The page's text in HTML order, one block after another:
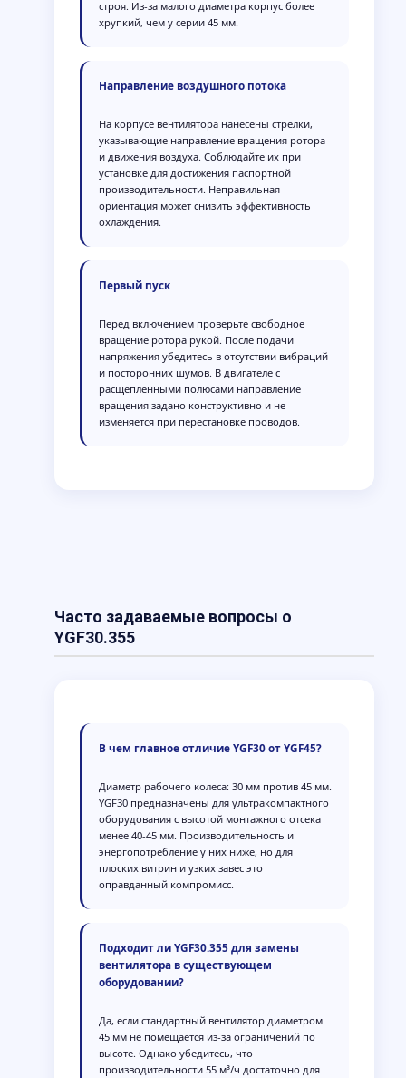
строя. Из-за малого диаметра корпус более
хрупкий, чем у серии 45 мм.
Направление воздушного потока
На корпусе вентилятора нанесены стрелки,
указывающие направление вращения ротора
и движения воздуха. Соблюдайте их при
установке для достижения паспортной
производительности. Неправильная
ориентация может снизить эффективность
охлаждения.
Первый пуск
Перед включением проверьте свободное
вращение ротора рукой. После подачи
напряжения убедитесь в отсутствии вибраций
и посторонних шумов. В двигателе с
расщепленными полюсами направление
вращения задано конструктивно и не
изменяется при перестановке проводов.
Часто задаваемые вопросы о
YGF30.355
В чем главное отличие YGF30 от YGF45?
Диаметр рабочего колеса: 30 мм против 45 мм.
YGF30 предназначены для ультракомпактного
оборудования с высотой монтажного отсека
менее 40-45 мм. Производительность и
энергопотребление у них ниже, но для
плоских витрин и узких завес это
оправданный компромисс.
Подходит ли YGF30.355 для замены
вентилятора в существующем
оборудовании?
Да, если стандартный вентилятор диаметром
45 мм не помещается из-за ограничений по
высоте. Однако убедитесь, что
производительности 55 м³/ч достаточно для